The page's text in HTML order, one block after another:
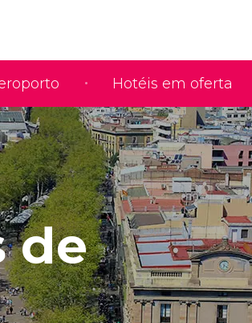
Hotéis em oferta
de